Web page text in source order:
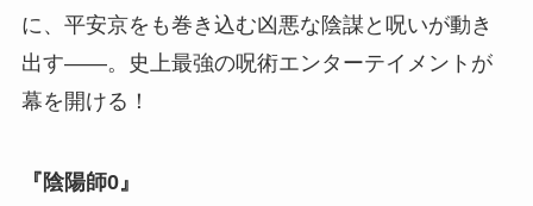
に、平安京をも巻き込む凶悪な陰謀と呪いが動き
出す――。史上最強の呪術エンターテイメントが
幕を開ける！
『陰陽師0』